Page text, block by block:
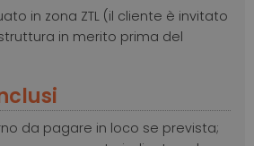
in zona ZTL (il cliente è invitato
in merito prima del
da pagare in loco se prevista;